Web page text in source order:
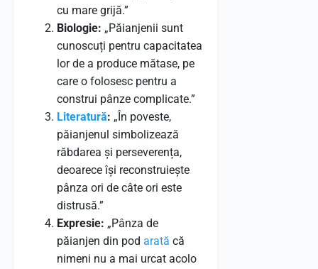
cu mare grijă.”
Biologie: „Păianjenii sunt
cunoscuți pentru capacitatea
lor de a produce mătase, pe
care o folosesc pentru a
construi pânze complicate.”
Literatură: „În poveste,
păianjenul simbolizează
răbdarea și perseverența,
deoarece își reconstruiește
pânza ori de câte ori este
distrusă.”
Expresie: „Pânza de
păianjen din pod arată că
nimeni nu a mai urcat acolo